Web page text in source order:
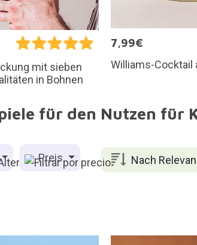
mit sieben
in Bohnen
7,99€
Williams-Cocktail
für den Nutzen für
Nach
Preis